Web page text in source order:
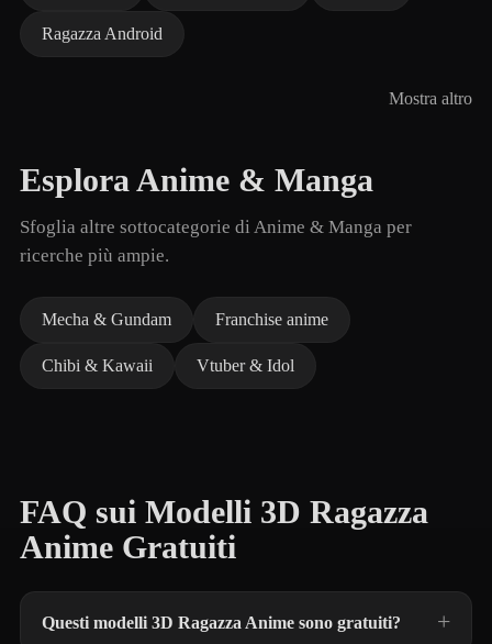
Ragazza Android
Mostra altro
Esplora Anime & Manga
Sfoglia altre sottocategorie di Anime & Manga per
ricerche più ampie.
Mecha & Gundam Franchise anime
Chibi & Kawaii Vtuber & Idol
FAQ sui Modelli 3D Ragazza
Anime Gratuiti
Questi modelli 3D Ragazza Anime sono gratuiti?